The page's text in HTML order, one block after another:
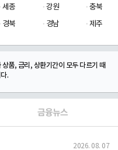
세종 강원
충북
경북 경남 제주
품, 금리, 상환기간이 모두 다르기 때
.
금융뉴스
2026. 08. 07